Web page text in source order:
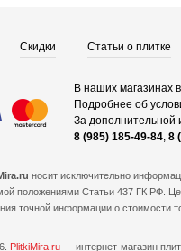
Скидки Статьи о плитке
В наших магазинах
Подробнее об
За
8 (985) 185-49-84, 8
носит исключительно
положениями Статьи 437 ГК РФ.
точной информации о стоимости
PlitkiMira.ru — интернет-магазин